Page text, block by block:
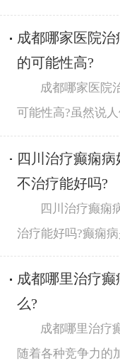
成都哪家医院
的可能性高?
成都哪家医院
可能性高?虽然说
四川治疗癫痫
不治疗能好吗?
四川治疗癫痫
治疗能好吗?癫痫
成都哪里治疗
么?
成都哪里治疗
随着各种竞争力的